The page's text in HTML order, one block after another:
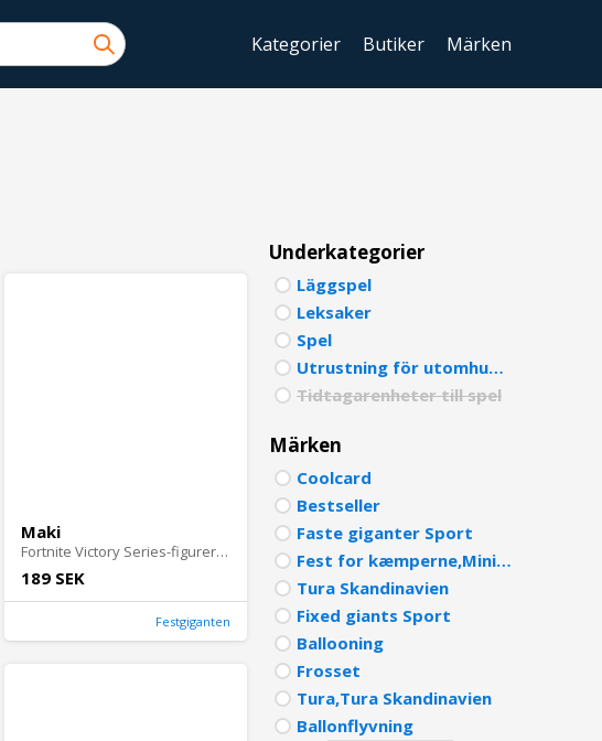
Kategorier Butiker Märken
Maki
Fortnite Victory Series-figurer 30 cm - Midas
189 SEK
Festgiganten
Underkategorier
Läggspel
Leksaker
Spel
Utrustning för utomhuslek
Tidtagarenheter till spel
Märken
Coolcard
Bestseller
Faste giganter Sport
Fest for kæmperne,Mini Crush
Tura Skandinavien
Fixed giants Sport
Ballooning
Frosset
Tura,Tura Skandinavien
Ballonflyvning